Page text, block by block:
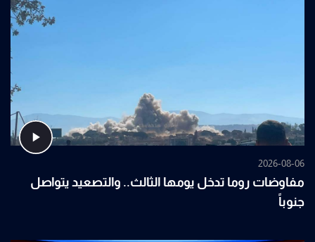
2026-08-06
مفاوضات روما تدخل يومها الثالث.. والتصعيد يتواصل
جنوباً